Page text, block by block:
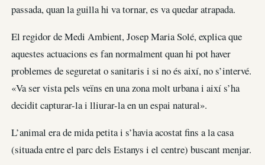
passada, quan la guilla hi va tornar, es va quedar atrapada.
El regidor de Medi Ambient, Josep Maria Solé, explica que
aquestes actuacions es fan normalment quan hi pot haver
problemes de seguretat o sanitaris i si no és així, no s’intervé.
«Va ser vista pels veïns en una zona molt urbana i així s’ha
decidit capturar-la i lliurar-la en un espai natural».
L’animal era de mida petita i s’havia acostat fins a la casa
(situada entre el parc dels Estanys i el centre) buscant menjar.